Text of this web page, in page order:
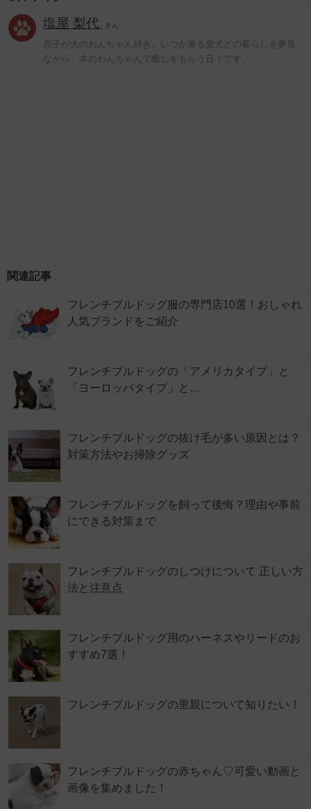
塩屋 梨代 さん
息子が大のわんちゃん好き。いつか来る愛犬との暮らしを夢見
ながら、本のわんちゃんで癒しをもらう日々です。
関連記事
フレンチブルドッグ服の専門店10選！おしゃれ
人気ブランドをご紹介
フレンチブルドッグの「アメリカタイプ」と
「ヨーロッパタイプ」と…
フレンチブルドッグの抜け毛が多い原因とは？
対策方法やお掃除グッズ
フレンチブルドッグを飼って後悔？理由や事前
にできる対策まで
フレンチブルドッグのしつけについて 正しい方
法と注意点
フレンチブルドッグ用のハーネスやリードのお
すすめ7選！
フレンチブルドッグの里親について知りたい！
フレンチブルドッグの赤ちゃん♡可愛い動画と
画像を集めました！